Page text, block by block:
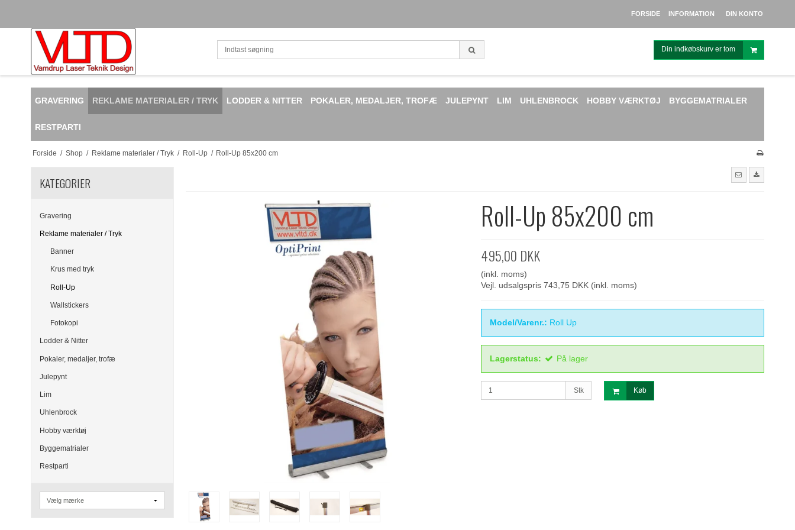
FORSIDE INFORMATION DIN KONTO
Din indkøbskurv er tom
GRAVERING REKLAME MATERIALER / TRYK LODDER & NITTER POKALER, MEDALJER, TROFÆ JULEPYNT LIM UHLENBROCK HOBBY VÆRKTØJ BYGGEMATRIALER
RESTPARTI
Forside / Shop / Reklame materialer / Tryk / Roll-Up / Roll-Up 85x200 cm
KATEGORIER
Gravering
Reklame materialer / Tryk
Banner
Krus med tryk
Roll-Up
Wallstickers
Fotokopi
Lodder & Nitter
Pokaler, medaljer, trofæ
Julepynt
Lim
Uhlenbrock
Hobby værktøj
Byggematrialer
Restparti
Roll-Up 85x200 cm
495,00 DKK
(inkl. moms)
Vejl. udsalgspris 743,75 DKK (inkl. moms)
Model/Varenr.: Roll Up
Lagerstatus: På lager
Stk Køb